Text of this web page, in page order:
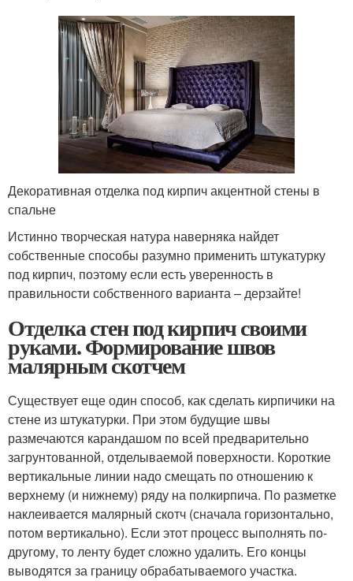
Декоративная отделка под кирпич акцентной стены в
спальне
Истинно творческая натура наверняка найдет
собственные способы разумно применить штукатурку
под кирпич, поэтому если есть уверенность в
правильности собственного варианта – дерзайте!
Отделка стен под кирпич своими
руками. Формирование швов
малярным скотчем
Существует еще один способ, как сделать кирпичики на
стене из штукатурки. При этом будущие швы
размечаются карандашом по всей предварительно
загрунтованной, отделываемой поверхности. Короткие
вертикальные линии надо смещать по отношению к
верхнему (и нижнему) ряду на полкирпича. По разметке
наклеивается малярный скотч (сначала горизонтально,
потом вертикально). Если этот процесс выполнять по-
другому, то ленту будет сложно удалить. Его концы
выводятся за границу обрабатываемого участка.